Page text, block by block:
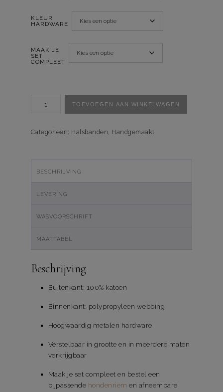
KLEUR
HARDWARE
MAAK JE
SET
COMPLEET
aantal
TOEVOEGEN AAN WINKELWAGEN
Categorieën: Halsbanden, Handgemaakt
BESCHRIJVING
LEVERING
WASVOORSCHRIFT
MAATTABEL
Beschrijving
Buitenkant: 100% katoen
Binnenkant: polypropyleen webbing
Hoogwaardig metalen hardware
Verstelbaar in grootte en in meerdere maten
verkrijgbaar
Maak je set compleet en bestel een
bijpassende hondenriem en afneembare